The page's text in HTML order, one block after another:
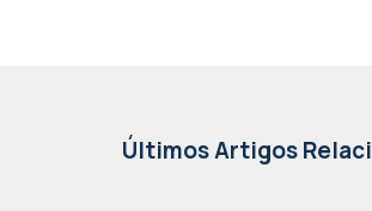
Últimos Artigos